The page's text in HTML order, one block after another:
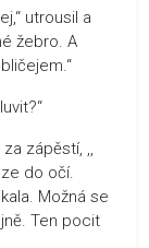
utrousil a
žebro. A
zápěstí, ,,
do očí.
Možná se
Ten pocit